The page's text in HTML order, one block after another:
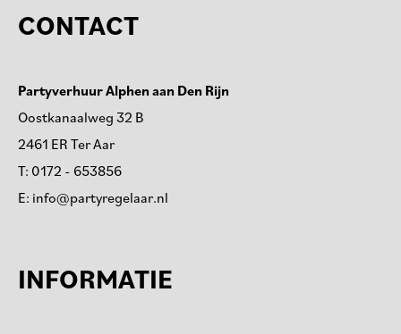
CONTACT
Partyverhuur Alphen aan Den Rijn
Oostkanaalweg 32 B
2461 ER Ter Aar
T: 0172 - 653856
E: info@partyregelaar.nl
INFORMATIE